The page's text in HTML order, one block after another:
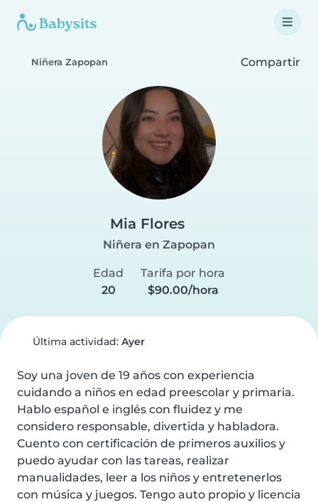
Niñera Zapopan Compartir
Mia Flores
Niñera en Zapopan
Edad
20
Tarifa por hora
$90.00/hora
Última actividad: Ayer
Soy una joven de 19 años con experiencia
cuidando a niños en edad preescolar y primaria.
Hablo español e inglés con fluidez y me
considero responsable, divertida y habladora.
Cuento con certificación de primeros auxilios y
puedo ayudar con las tareas, realizar
manualidades, leer a los niños y entretenerlos
con música y juegos. Tengo auto propio y licencia